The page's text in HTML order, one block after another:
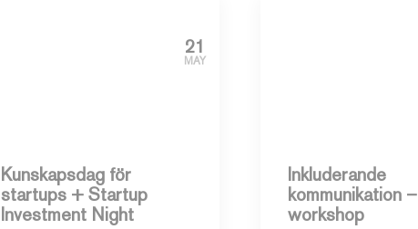
21
MAY
Kunskapsdag för
startups + Startup
Investment Night
Inkluderande
kommunikation –
workshop